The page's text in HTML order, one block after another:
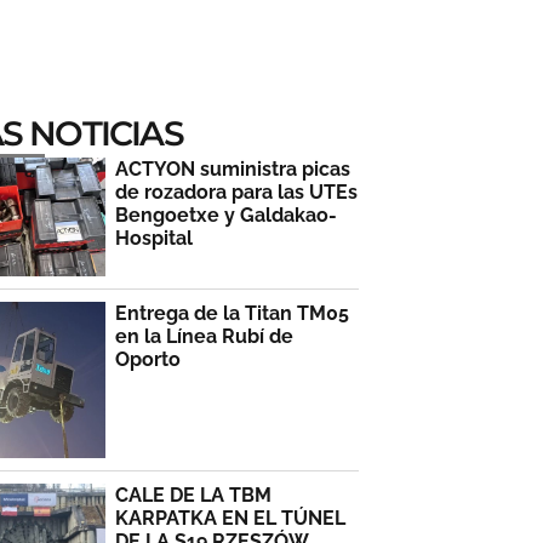
NOTICIAS
ACTYON suministra picas
de rozadora para las UTEs
Bengoetxe y Galdakao-
Hospital
Entrega de la Titan TM05
en la Línea Rubí de
Oporto
CALE DE LA TBM
KARPATKA EN EL TÚNEL